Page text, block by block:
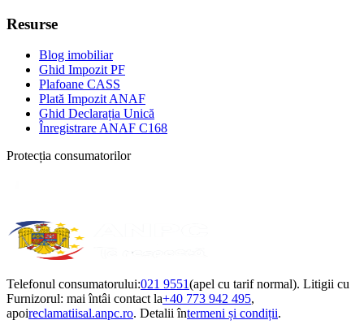
Resurse
Blog imobiliar
Ghid Impozit PF
Plafoane CASS
Plată Impozit ANAF
Ghid Declarația Unică
Înregistrare ANAF C168
Protecția consumatorilor
Telefonul consumatorului:021 9551(apel cu tarif normal). Litigii cu
Furnizorul: mai întâi contact la+40 773 942 495,
apoireclamatiisal.anpc.ro. Detalii întermeni și condiții.